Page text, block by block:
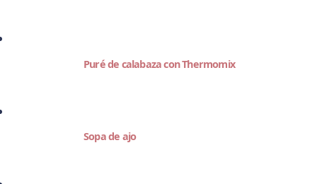
Puré de calabaza con Thermomix
Sopa de ajo